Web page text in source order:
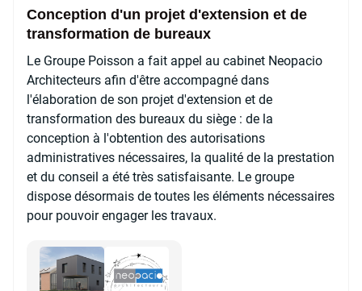
Conception d'un projet d'extension et de
transformation de bureaux
Le Groupe Poisson a fait appel au cabinet Neopacio
Architecteurs afin d'être accompagné dans
l'élaboration de son projet d'extension et de
transformation des bureaux du siège : de la
conception à l'obtention des autorisations
administratives nécessaires, la qualité de la prestation
et du conseil a été très satisfaisante. Le groupe
dispose désormais de toutes les éléments nécessaires
pour pouvoir engager les travaux.